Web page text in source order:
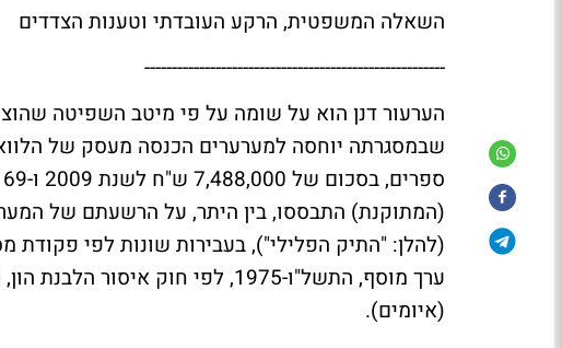
השאלה המשפטית, הרקע העובדתי וטענות הצדדים
-------------------------------------------------------
שבמסגרתה יוחסה למערערים הכנסה מעסק של
(איומים).